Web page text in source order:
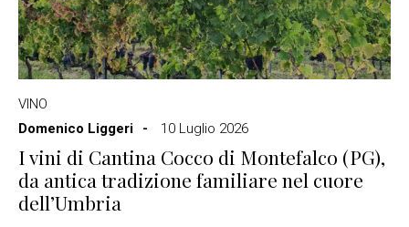
VINO
Domenico Liggeri
10 Luglio 2026
I vini di Cantina Cocco di Montefalco (PG),
da antica tradizione familiare nel cuore
dell’Umbria